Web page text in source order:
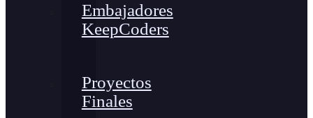
Embajadores
KeepCoders
Proyectos
Finales